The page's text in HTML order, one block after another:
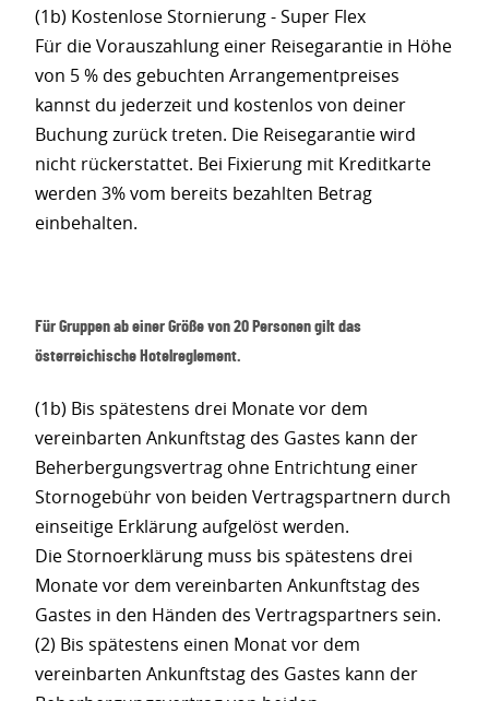
(1b) Kostenlose Stornierung - Super Flex
Für die Vorauszahlung einer Reisegarantie in Höhe
von 5 % des gebuchten Arrangementpreises
kannst du jederzeit und kostenlos von deiner
Buchung zurück treten. Die Reisegarantie wird
nicht rückerstattet. Bei Fixierung mit Kreditkarte
werden 3% vom bereits bezahlten Betrag
einbehalten.
Für Gruppen ab einer Größe von 20 Personen gilt das
österreichische Hotelreglement.
(1b) Bis spätestens drei Monate vor dem
vereinbarten Ankunftstag des Gastes kann der
Beherbergungsvertrag ohne Entrichtung einer
Stornogebühr von beiden Vertragspartnern durch
einseitige Erklärung aufgelöst werden.
Die Stornoerklärung muss bis spätestens drei
Monate vor dem vereinbarten Ankunftstag des
Gastes in den Händen des Vertragspartners sein.
(2) Bis spätestens einen Monat vor dem
vereinbarten Ankunftstag des Gastes kann der